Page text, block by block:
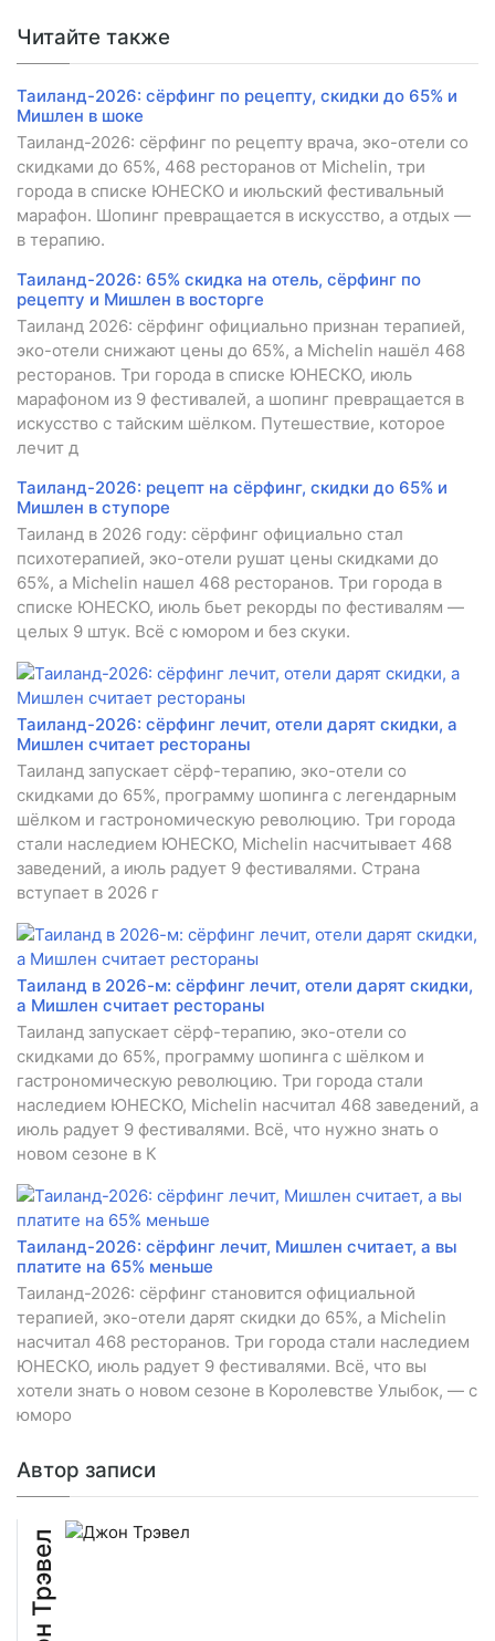
Читайте также
Таиланд-2026: сёрфинг по рецепту, скидки до 65% и
Мишлен в шоке
Таиланд-2026: сёрфинг по рецепту врача, эко-отели со
скидками до 65%, 468 ресторанов от Michelin, три
города в списке ЮНЕСКО и июльский фестивальный
марафон. Шопинг превращается в искусство, а отдых —
в терапию.
Таиланд-2026: 65% скидка на отель, сёрфинг по
рецепту и Мишлен в восторге
Таиланд 2026: сёрфинг официально признан терапией,
эко-отели снижают цены до 65%, а Michelin нашёл 468
ресторанов. Три города в списке ЮНЕСКО, июль
марафоном из 9 фестивалей, а шопинг превращается в
искусство с тайским шёлком. Путешествие, которое
лечит д
Таиланд-2026: рецепт на сёрфинг, скидки до 65% и
Мишлен в ступоре
Таиланд в 2026 году: сёрфинг официально стал
психотерапией, эко-отели рушат цены скидками до
65%, а Michelin нашел 468 ресторанов. Три города в
списке ЮНЕСКО, июль бьет рекорды по фестивалям —
целых 9 штук. Всё с юмором и без скуки.
Таиланд-2026: сёрфинг лечит, отели дарят скидки, а
Мишлен считает рестораны
Таиланд запускает сёрф-терапию, эко-отели со
скидками до 65%, программу шопинга с легендарным
шёлком и гастрономическую революцию. Три города
стали наследием ЮНЕСКО, Michelin насчитывает 468
заведений, а июль радует 9 фестивалями. Страна
вступает в 2026 г
Таиланд в 2026-м: сёрфинг лечит, отели дарят скидки,
а Мишлен считает рестораны
Таиланд запускает сёрф-терапию, эко-отели со
скидками до 65%, программу шопинга с шёлком и
гастрономическую революцию. Три города стали
наследием ЮНЕСКО, Michelin насчитал 468 заведений, а
июль радует 9 фестивалями. Всё, что нужно знать о
новом сезоне в К
Таиланд-2026: сёрфинг лечит, Мишлен считает, а вы
платите на 65% меньше
Таиланд-2026: сёрфинг становится официальной
терапией, эко-отели дарят скидки до 65%, а Michelin
насчитал 468 ресторанов. Три города стали наследием
ЮНЕСКО, июль радует 9 фестивалями. Всё, что вы
хотели знать о новом сезоне в Королевстве Улыбок, — с
юморо
Автор записи